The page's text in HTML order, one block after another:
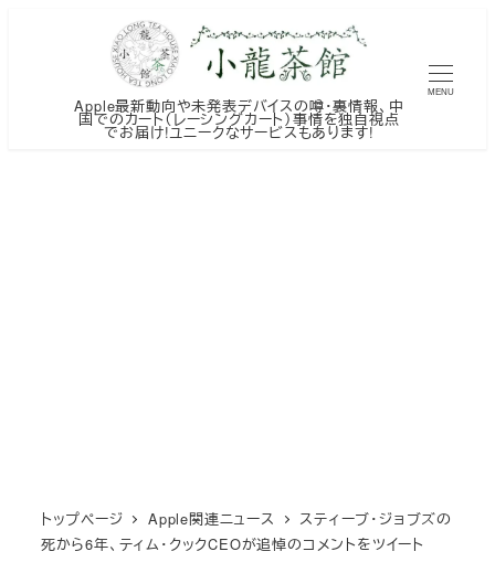
Apple最新動向や未発表デバイスの噂・裏情報、中
国でのカート（レーシングカート）事情を独自視点
でお届け!ユニークなサービスもあります!
MENU
トップページ Apple関連ニュース
スティーブ・ジョブズの
死から6年、ティム・クックCEOが追悼のコメントをツイート